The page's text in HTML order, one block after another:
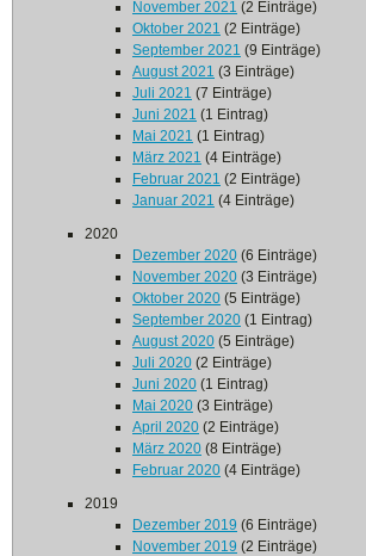
November 2021 (2 Einträge)
Oktober 2021 (2 Einträge)
September 2021 (9 Einträge)
August 2021 (3 Einträge)
Juli 2021 (7 Einträge)
Juni 2021 (1 Eintrag)
Mai 2021 (1 Eintrag)
März 2021 (4 Einträge)
Februar 2021 (2 Einträge)
Januar 2021 (4 Einträge)
2020
Dezember 2020 (6 Einträge)
November 2020 (3 Einträge)
Oktober 2020 (5 Einträge)
September 2020 (1 Eintrag)
August 2020 (5 Einträge)
Juli 2020 (2 Einträge)
Juni 2020 (1 Eintrag)
Mai 2020 (3 Einträge)
April 2020 (2 Einträge)
März 2020 (8 Einträge)
Februar 2020 (4 Einträge)
2019
Dezember 2019 (6 Einträge)
November 2019 (2 Einträge)